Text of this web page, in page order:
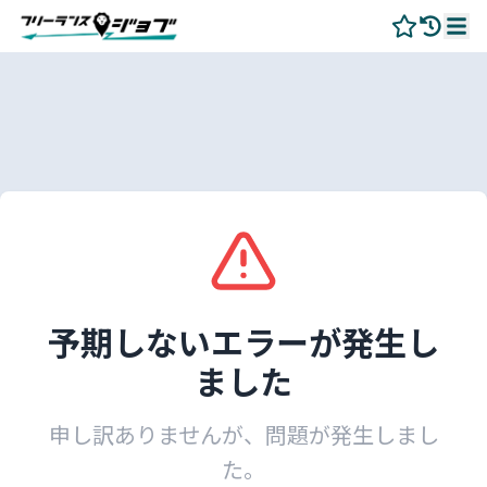
予期しないエラーが発生し
ました
申し訳ありませんが、問題が発生しまし
た。